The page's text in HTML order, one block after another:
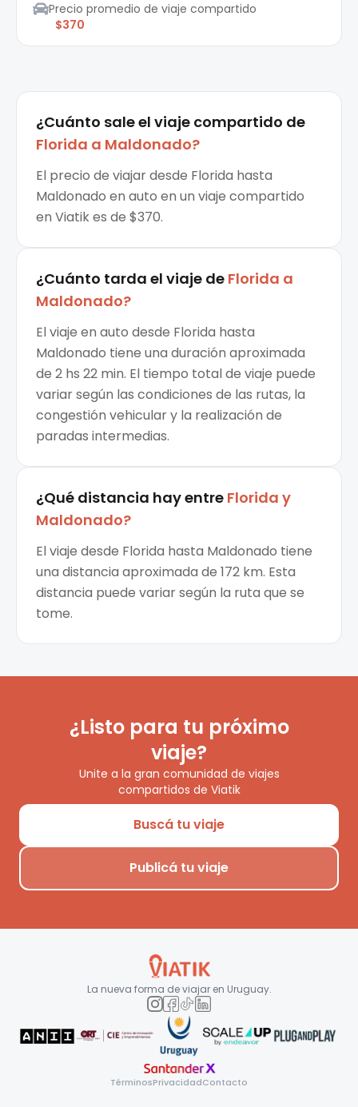
Precio promedio de viaje compartido
$370
¿Cuánto sale el viaje compartido de
Florida a Maldonado?
El precio de viajar desde Florida hasta
Maldonado en auto en un viaje compartido
en Viatik es de $370.
¿Cuánto tarda el viaje de Florida a
Maldonado?
El viaje en auto desde Florida hasta
Maldonado tiene una duración aproximada
de 2 hs 22 min. El tiempo total de viaje puede
variar según las condiciones de las rutas, la
congestión vehicular y la realización de
paradas intermedias.
¿Qué distancia hay entre Florida y
Maldonado?
El viaje desde Florida hasta Maldonado tiene
una distancia aproximada de 172 km. Esta
distancia puede variar según la ruta que se
tome.
¿Listo para tu próximo
viaje?
Unite a la gran comunidad de viajes
compartidos de Viatik
Buscá tu viaje
Publicá tu viaje
La nueva forma de viajar en Uruguay.
TérminosPrivacidadContacto